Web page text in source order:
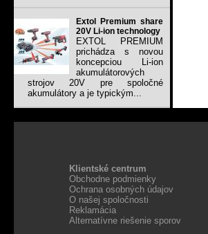
Extol Premium share
20V Li-ion technology
EXTOL PREMIUM
prichádza s novou
koncepciou Li-ion
akumulátorových
strojov 20V pre spoločné
akumulátory a je typickým...
Klientské centrum
Obchodne podmienky
Ochrana osobných údajov
O našej spoločnosti
Reklamácia
Alternatívne riešenie sporov